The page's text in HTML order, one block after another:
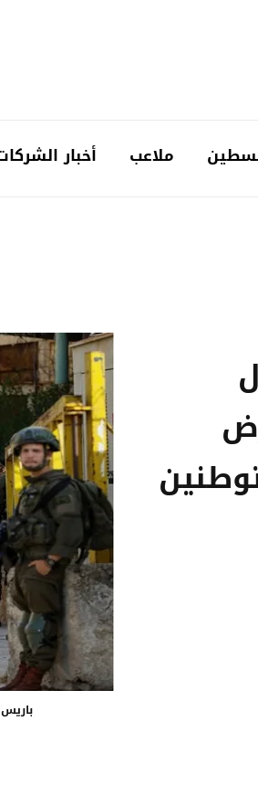
ملاعب أخبار